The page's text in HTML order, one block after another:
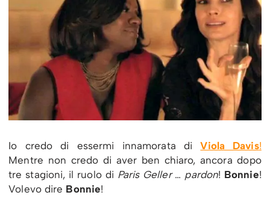
Io credo di essermi innamorata diViola Davis!
Mentre non credo di aver ben chiaro, ancora dopo
tre stagioni, il ruolo di Paris Geller… pardon! Bonnie!
Volevo dire Bonnie!